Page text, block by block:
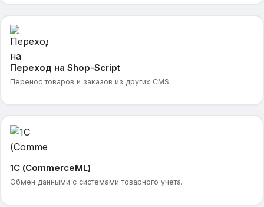
Переход на Shop-Script
Перенос товаров и заказов из других CMS
1С (CommerceML)
Обмен данными с системами товарного учета.